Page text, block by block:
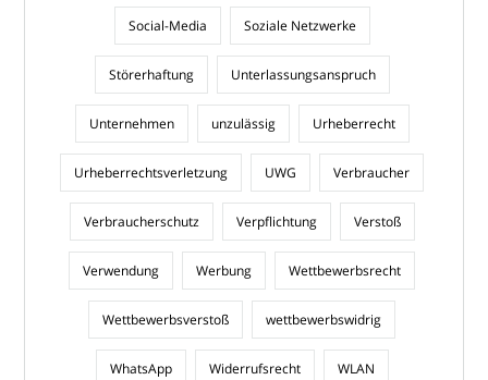
Social-Media Soziale Netzwerke
Störerhaftung Unterlassungsanspruch
Unternehmen unzulässig Urheberrecht
Urheberrechtsverletzung UWG Verbraucher
Verbraucherschutz Verpflichtung Verstoß
Verwendung Werbung Wettbewerbsrecht
Wettbewerbsverstoß wettbewerbswidrig
WhatsApp Widerrufsrecht WLAN